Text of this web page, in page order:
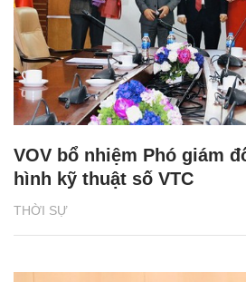
THỜI SỰ
VOV bổ nhiệm Phó giám
hình kỹ thuật số VTC